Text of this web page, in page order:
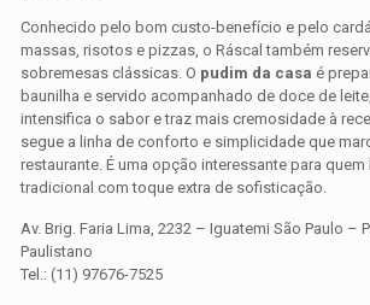
Conhecido pelo bom custo-benefício e pelo
massas, risotos e pizzas, o Ráscal também
sobremesas clássicas. O pudim da casa é
baunilha e servido acompanhado de doce de
intensifica o sabor e traz mais cremosidade à
segue a linha de conforto e simplicidade que
restaurante. É uma opção interessante para
tradicional com toque extra de sofisticação.
Av. Brig. Faria Lima, 2232 – Iguatemi São Paulo –
Paulistano
Tel.: (11) 97676-7525